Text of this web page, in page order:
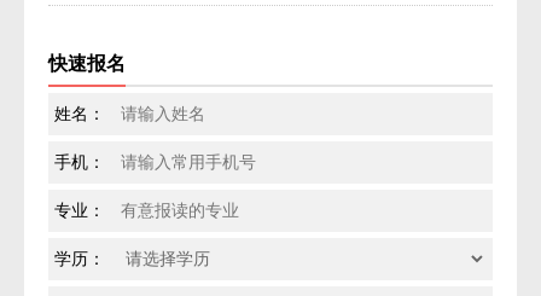
快速报名
姓名：
手机：
专业：
学历：